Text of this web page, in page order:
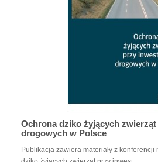
Ochrona dziko żyjących
drogowych w Polsce
Publikacja zawiera materiały z konferencji